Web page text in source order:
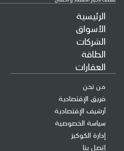
الرئيسية
الأسواق
الشركات
الطاقة
العقارات
من نحن
فريق الإقتصادية
أرشيف الإقتصادية
سياسة الخصوصية
إدارة الكوكيز
إتصل بنا